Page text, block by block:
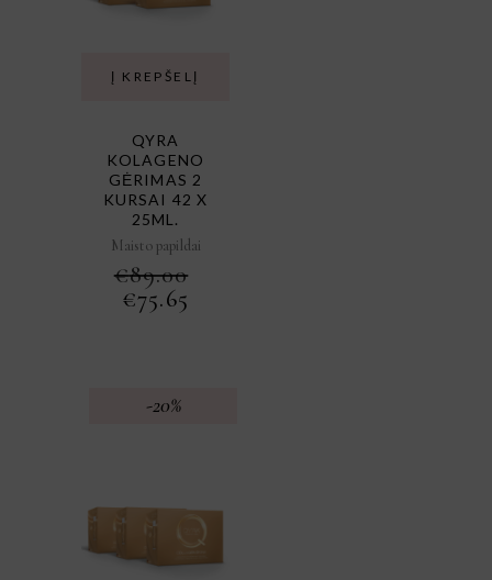
Į KREPŠELĮ
QYRA
KOLAGENO
GĖRIMAS 2
KURSAI 42 X
25ML.
Maisto papildai
€89.00
ORIGINAL
PRICE
€75.65
-20%